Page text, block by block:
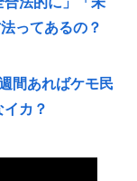
ってあるの？
間あればケモ民
カ？
、どつかれる